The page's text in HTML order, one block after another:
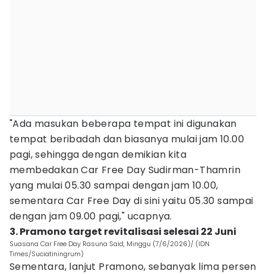
"Ada masukan beberapa tempat ini digunakan
tempat beribadah dan biasanya mulai jam 10.00
pagi, sehingga dengan demikian kita
membedakan Car Free Day Sudirman-Thamrin
yang mulai 05.30 sampai dengan jam 10.00,
sementara Car Free Day di sini yaitu 05.30 sampai
dengan jam 09.00 pagi," ucapnya.
3. Pramono target revitalisasi selesai 22 Juni
Suasana Car Free Day Rasuna Said, Minggu (7/6/2026)/ (IDN
Times/Suciatiningrum)
Sementara, lanjut Pramono, sebanyak lima persen